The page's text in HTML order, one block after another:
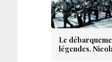
Le
légendes.